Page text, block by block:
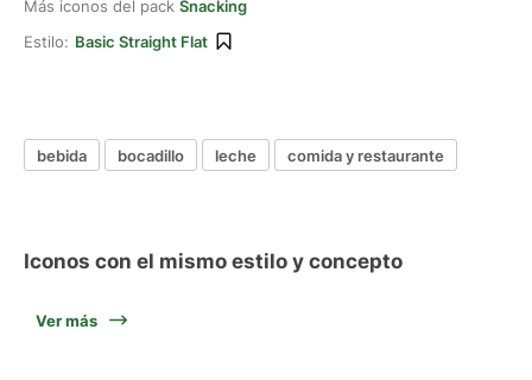
Más iconos del pack Snacking
Estilo: Basic Straight Flat
bebida bocadillo leche comida y restaurante
Iconos con el mismo estilo y concepto
Ver más